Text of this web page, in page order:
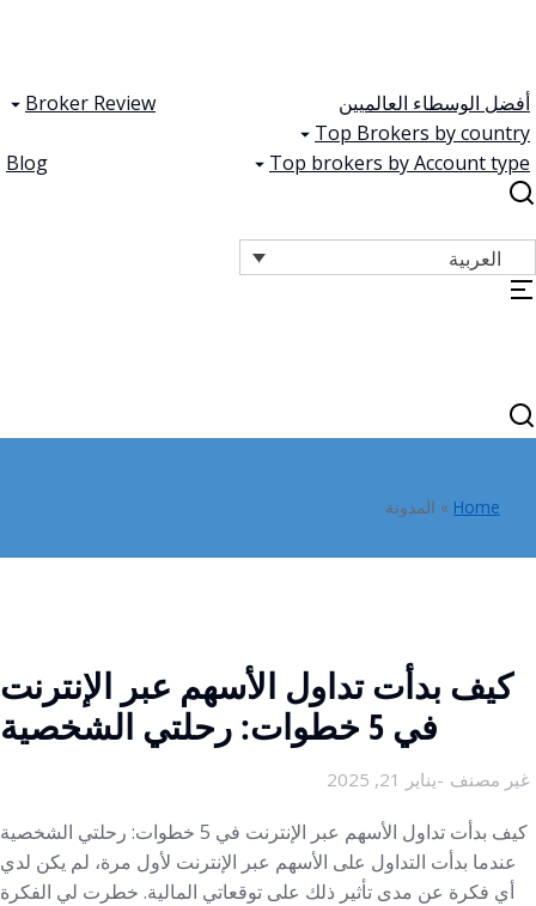
أفضل الوسطاء العالميين
Broker Review
Top Brokers by country
Top brokers by Account type
Blog
العربية
Home
» المدونة
كيف بدأت تداول الأسهم عبر الإنترنت
في 5 خطوات: رحلتي الشخصية
غير مصنف يناير 21, 2025
كيف بدأت تداول الأسهم عبر الإنترنت في 5 خطوات: رحلتي الشخصية
عندما بدأت التداول على الأسهم عبر الإنترنت لأول مرة، لم يكن لدي
أي فكرة عن مدى تأثير ذلك على توقعاتي المالية. خطرت لي الفكرة